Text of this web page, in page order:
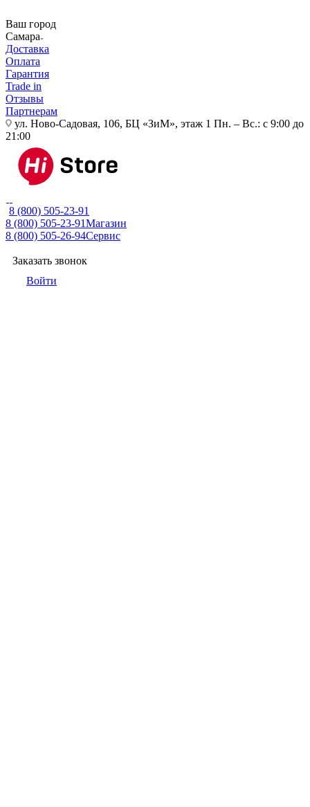
Ваш город
Самара
Доставка
Оплата
Гарантия
Trade in
Отзывы
Партнерам
ул. Ново-Садовая, 106, БЦ «ЗиМ», этаж 1 Пн. – Вс.: с 9:00 до
21:00
8 (800) 505-23-91
8 (800) 505-23-91Магазин
8 (800) 505-26-94Сервис
Заказать звонок
Войти